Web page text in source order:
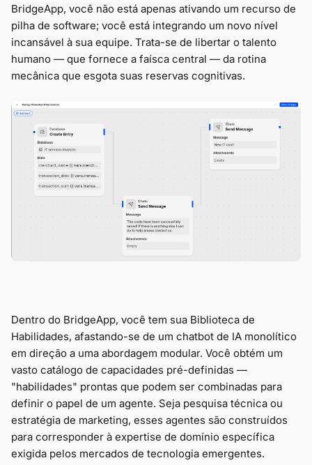
BridgeApp, você não está apenas ativando um recurso de
pilha de software; você está integrando um novo nível
incansável à sua equipe. Trata-se de libertar o talento
humano — que fornece a faísca central — da rotina
mecânica que esgota suas reservas cognitivas.
Dentro do BridgeApp, você tem sua Biblioteca de
Habilidades, afastando-se de um chatbot de IA monolítico
em direção a uma abordagem modular. Você obtém um
vasto catálogo de capacidades pré-definidas —
"habilidades" prontas que podem ser combinadas para
definir o papel de um agente. Seja pesquisa técnica ou
estratégia de marketing, esses agentes são construídos
para corresponder à expertise de domínio específica
exigida pelos mercados de tecnologia emergentes.